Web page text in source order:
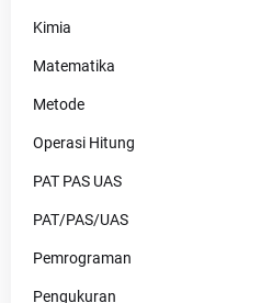
Kimia
Matematika
Metode
Operasi Hitung
PAT PAS UAS
PAT/PAS/UAS
Pemrograman
Pengukuran